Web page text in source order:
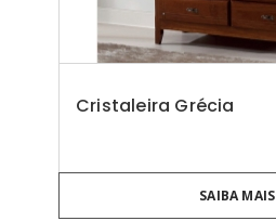
Cristaleira Grécia
SAIBA MAIS